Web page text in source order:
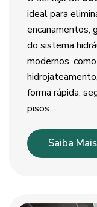
ideal para
encanamentos,
do sistema
modernos,
forma rápida,
pisos.
Saiba Mais